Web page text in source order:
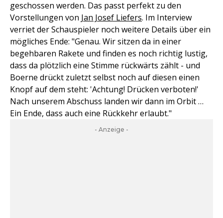
geschossen werden. Das passt perfekt zu den
Vorstellungen von Jan Josef Liefers. Im Interview
verriet der Schauspieler noch weitere Details über ein
mögliches Ende: "Genau. Wir sitzen da in einer
begehbaren Rakete und finden es noch richtig lustig,
dass da plötzlich eine Stimme rückwärts zählt - und
Boerne drückt zuletzt selbst noch auf diesen einen
Knopf auf dem steht: 'Achtung! Drücken verboten!'
Nach unserem Abschuss landen wir dann im Orbit …
Ein Ende, dass auch eine Rückkehr erlaubt."
- Anzeige -